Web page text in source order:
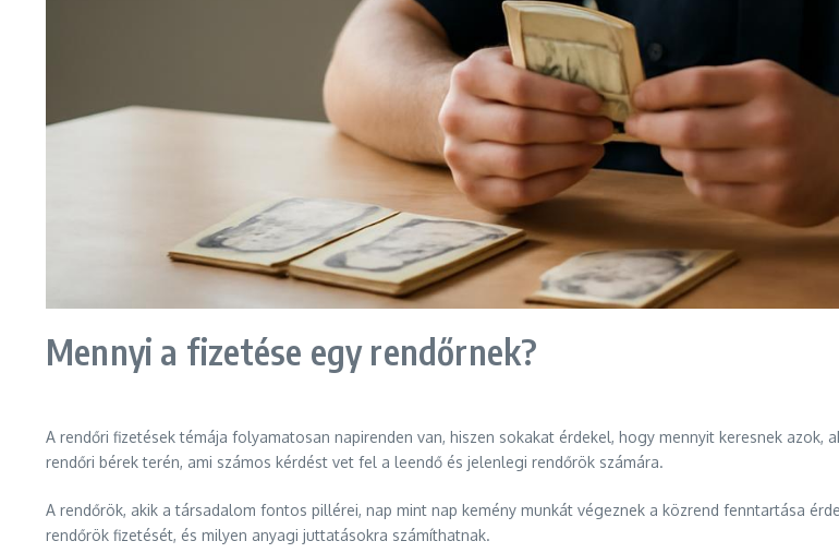
Mennyi a fizetése egy rendőrnek?
A rendőri fizetések témája folyamatosan napirenden van, hiszen sokakat érdekel, hogy mennyit keresnek
rendőri bérek terén, ami számos kérdést vet fel a leendő és jelenlegi rendőrök számára.
A rendőrök, akik a társadalom fontos pillérei, nap mint nap kemény munkát végeznek a közrend fenntartása
rendőrök fizetését, és milyen anyagi juttatásokra számíthatnak.